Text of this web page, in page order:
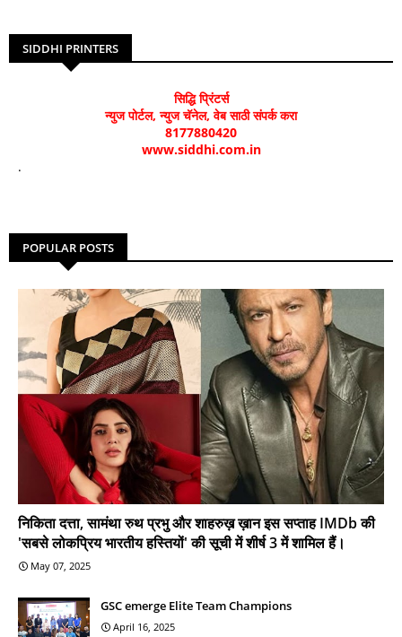
SIDDHI PRINTERS
सिद्धि प्रिंटर्स
न्युज पोर्टल, न्युज चॅनेल, वेब साठी संपर्क करा
8177880420
www.siddhi.com.in
.
POPULAR POSTS
निकिता दत्ता, सामंथा रुथ प्रभु और शाहरुख़ ख़ान इस सप्ताह IMDb की
'सबसे लोकप्रिय भारतीय हस्तियों' की सूची में शीर्ष 3 में शामिल हैं।
May 07, 2025
GSC emerge Elite Team Champions
April 16, 2025